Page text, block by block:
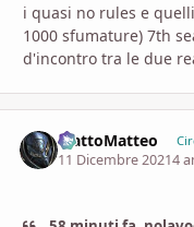
i quasi no rules e
1000 sfumature) 7th
d'incontro tra le due
MattoMatteo
11 Dicembre 20214